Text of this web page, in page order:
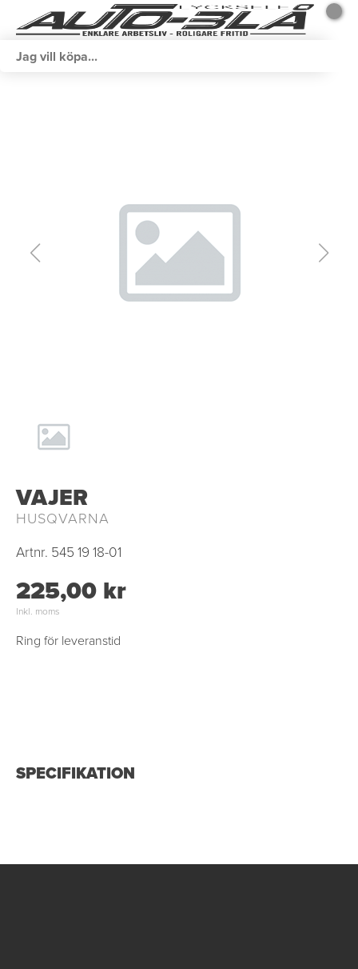
VAJER
HUSQVARNA
Artnr. 545 19 18-01
225,00 kr
Inkl. moms
Ring för leveranstid
SPECIFIKATION